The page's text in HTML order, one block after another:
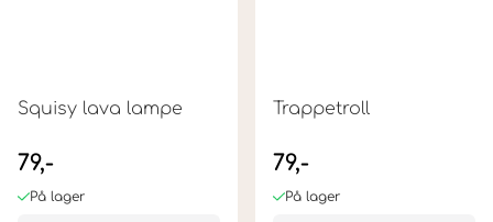
Squisy lava lampe
79,-
På lager
Trappetroll
79,-
På lager